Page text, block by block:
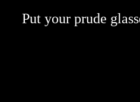
Put your prude